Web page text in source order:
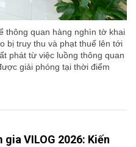
thông quan hàng nghìn tờ khai
bị truy thu và phạt thuế lên tới
phát từ việc luồng thông quan
giải phóng tại thời điểm
VILOG 2026: Kiến